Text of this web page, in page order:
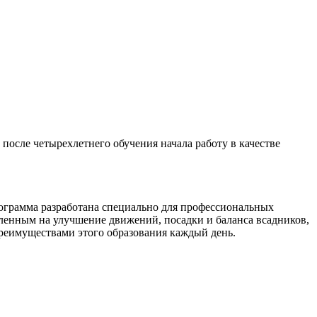
четырехлетнего обучения начала работу в качестве
разработана специально для профессиональных
на улучшение движений, посадки и баланса всадников,
этого образования каждый день.